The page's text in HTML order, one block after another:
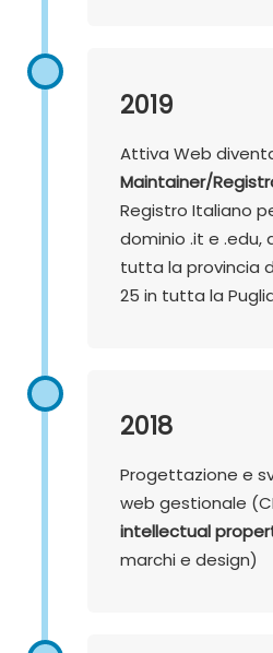
2019
Attiva Web
Maintainer/
Registro Italiano
dominio .it e .edu,
tutta la provincia
25 in tutta la
2018
Progettazione e
web gestionale
intellectual
marchi e design)